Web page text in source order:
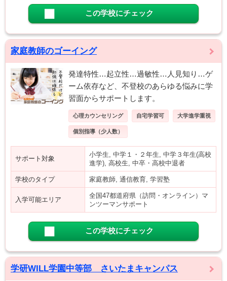
この学校にチェック
家庭教師のゴーイング
発達特性…起立性…過敏性…人見知り…ゲ
ーム依存など、不登校のあらゆる悩みに学
習面からサポートします。
心理カウンセリング 自宅学習可 大学進学重視
個別指導（少人数）
サポート対象
小学生, 中学１・２年生, 中学３年生(高校
進学), 高校生, 中卒・高校中退者
学校のタイプ 家庭教師, 通信教育, 学習塾
入学可能エリア
全国47都道府県（訪問・オンライン）マ
ンツーマンサポート
この学校にチェック
学研WILL学園中等部 さいたまキャンパス